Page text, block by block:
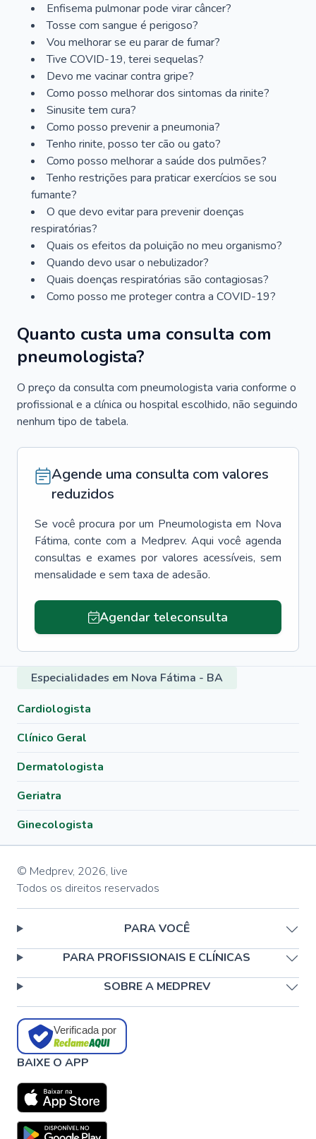
Enfisema pulmonar pode virar câncer?
Tosse com sangue é perigoso?
Vou melhorar se eu parar de fumar?
Tive COVID-19, terei sequelas?
Devo me vacinar contra gripe?
Como posso melhorar dos sintomas da rinite?
Sinusite tem cura?
Como posso prevenir a pneumonia?
Tenho rinite, posso ter cão ou gato?
Como posso melhorar a saúde dos pulmões?
Tenho restrições para praticar exercícios se sou
fumante?
O que devo evitar para prevenir doenças
respiratórias?
Quais os efeitos da poluição no meu organismo?
Quando devo usar o nebulizador?
Quais doenças respiratórias são contagiosas?
Como posso me proteger contra a COVID-19?
Quanto custa uma consulta com
pneumologista?
O preço da consulta com pneumologista varia conforme o
profissional e a clínica ou hospital escolhido, não seguindo
nenhum tipo de tabela.
Agende uma consulta com valores
reduzidos
Se você procura por um Pneumologista em Nova
Fátima, conte com a Medprev. Aqui você agenda
consultas e exames por valores acessíveis, sem
mensalidade e sem taxa de adesão.
Agendar teleconsulta
Especialidades em Nova Fátima - BA
Cardiologista
Clínico Geral
Dermatologista
Geriatra
Ginecologista
© Medprev, 2026, live
Todos os direitos reservados
PARA VOCÊ
PARA PROFISSIONAIS E CLÍNICAS
SOBRE A MEDPREV
Verificada por
BAIXE O APP